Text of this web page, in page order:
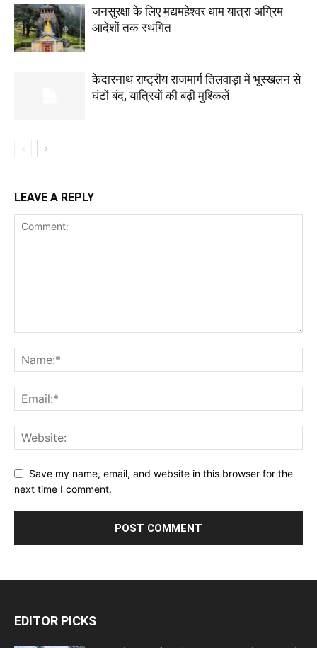
जनसुरक्षा के लिए मद्यमहेश्वर धाम यात्रा अग्रिम
आदेशों तक स्थगित
केदारनाथ राष्ट्रीय राजमार्ग तिलवाड़ा में भूस्खलन से
घंटों बंद, यात्रियों की बढ़ी मुश्किलें
LEAVE A REPLY
Save my name, email, and website in this browser for the
next time I comment.
EDITOR PICKS